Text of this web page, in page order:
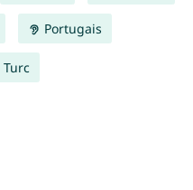
Portugais
Turc